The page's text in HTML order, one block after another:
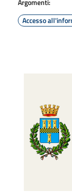
Accesso